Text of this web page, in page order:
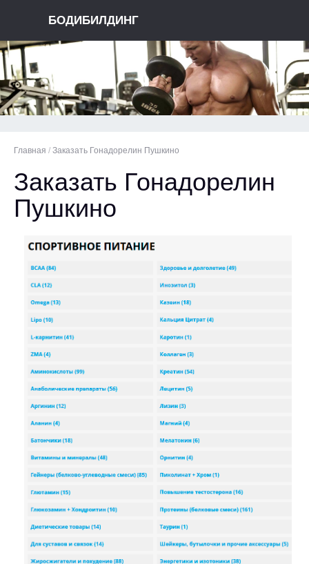
БОДИБИЛДИНГ
Главная / Заказать Гонадорелин Пушкино
Заказать Гонадорелин
Пушкино